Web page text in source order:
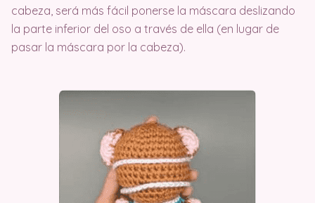
cabeza, será más fácil ponerse la máscara deslizando
la parte inferior del oso a través de ella (en lugar de
pasar la máscara por la cabeza).